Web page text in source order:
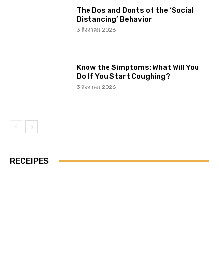
The Dos and Donts of the ‘Social
Distancing’ Behavior
3 สิงหาคม 2026
Know the Simptoms: What Will You
Do If You Start Coughing?
3 สิงหาคม 2026
RECEIPES